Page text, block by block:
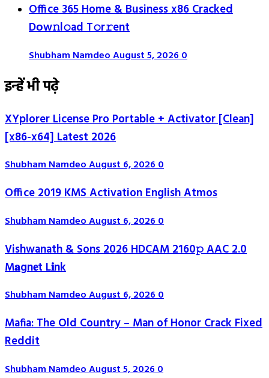
Office 365 Home & Business x86 Cracked
Dоw𝚗l𝚘ad T𝚘r𝚛ent
Shubham NamdeoAugust 5, 20260
इन्हें भी पढ़े
XYplorer License Pro Portable + Activator [Clean]
[x86-x64] Latest 2026
Shubham NamdeoAugust 6, 20260
Office 2019 KMS Activation English Atmos
Shubham NamdeoAugust 6, 20260
Vishwanath & Sons 2026 HDCAM 2160𝚙 AAC 2.0
M𝐚gn𝐞t L𝐢nk
Shubham NamdeoAugust 6, 20260
Mafia: The Old Country – Man of Honor Crack Fixed
Reddit
Shubham NamdeoAugust 5, 20260